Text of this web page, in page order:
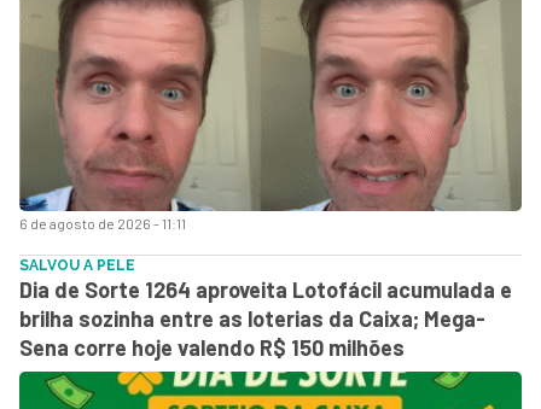
6 de agosto de 2026 - 11:11
SALVOU A PELE
Dia de Sorte 1264 aproveita Lotofácil acumulada e
brilha sozinha entre as loterias da Caixa; Mega-
Sena corre hoje valendo R$ 150 milhões